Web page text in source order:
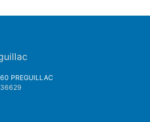
PREGUILLAC